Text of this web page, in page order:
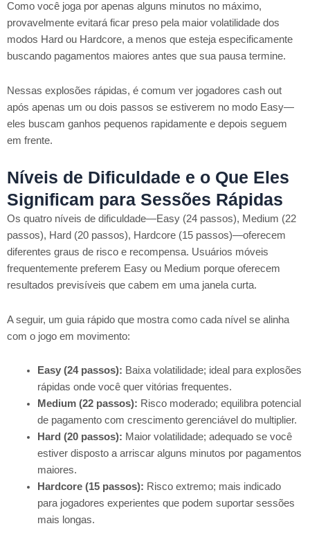
Como você joga por apenas alguns minutos no máximo,
provavelmente evitará ficar preso pela maior volatilidade dos
modos Hard ou Hardcore, a menos que esteja especificamente
buscando pagamentos maiores antes que sua pausa termine.
Nessas explosões rápidas, é comum ver jogadores cash out
após apenas um ou dois passos se estiverem no modo Easy—
eles buscam ganhos pequenos rapidamente e depois seguem
em frente.
Níveis de Dificuldade e o Que Eles
Significam para Sessões Rápidas
Os quatro níveis de dificuldade—Easy (24 passos), Medium (22
passos), Hard (20 passos), Hardcore (15 passos)—oferecem
diferentes graus de risco e recompensa. Usuários móveis
frequentemente preferem Easy ou Medium porque oferecem
resultados previsíveis que cabem em uma janela curta.
A seguir, um guia rápido que mostra como cada nível se alinha
com o jogo em movimento:
Easy (24 passos): Baixa volatilidade; ideal para explosões
rápidas onde você quer vitórias frequentes.
Medium (22 passos): Risco moderado; equilibra potencial
de pagamento com crescimento gerenciável do multiplier.
Hard (20 passos): Maior volatilidade; adequado se você
estiver disposto a arriscar alguns minutos por pagamentos
maiores.
Hardcore (15 passos): Risco extremo; mais indicado
para jogadores experientes que podem suportar sessões
mais longas.